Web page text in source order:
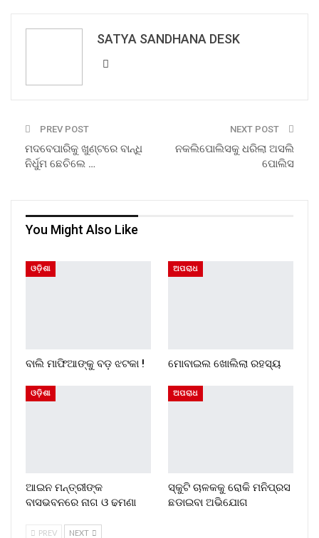
SATYA SANDHANA DESK
PREV POST
ମଦବେପାରିକୁ ଖୁଣ୍ଟରେ ବାନ୍ଧି
ନିର୍ଧୁମ ଛେଚିଲେ …
NEXT POST
ନକଲିପୋଲିସକୁ ଧରିଲା ଅସଲି
ପୋଲିସ
You Might Also Like
ଓଡ଼ିଶା
ବାଲି ମାଫିଆଙ୍କୁ ବଡ଼ ଝଟକା !
ଅପରାଧ
ମୋବାଇଲ ଖୋଲିଲା ରହସ୍ୟ
ଓଡ଼ିଶା
ଆଇନ ମନ୍ତ୍ରୀଙ୍କ
ବାସଭବନରେ ନାଗ ଓ ଢମଣା
ଅପରାଧ
ସ୍କୁଟି ଚାଳକକୁ ରୋକି ମନିପ୍ରସ
ଛଡାଇବା ଅଭିଯୋଗ
PREV NEXT